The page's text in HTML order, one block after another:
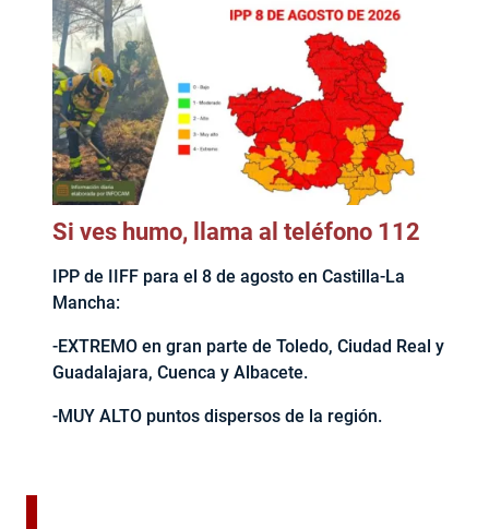
Si ves humo, llama al teléfono 112
IPP de IIFF para el 8 de agosto en Castilla-La
Mancha:
-EXTREMO en gran parte de Toledo, Ciudad Real y
Guadalajara, Cuenca y Albacete.
-MUY ALTO puntos dispersos de la región.